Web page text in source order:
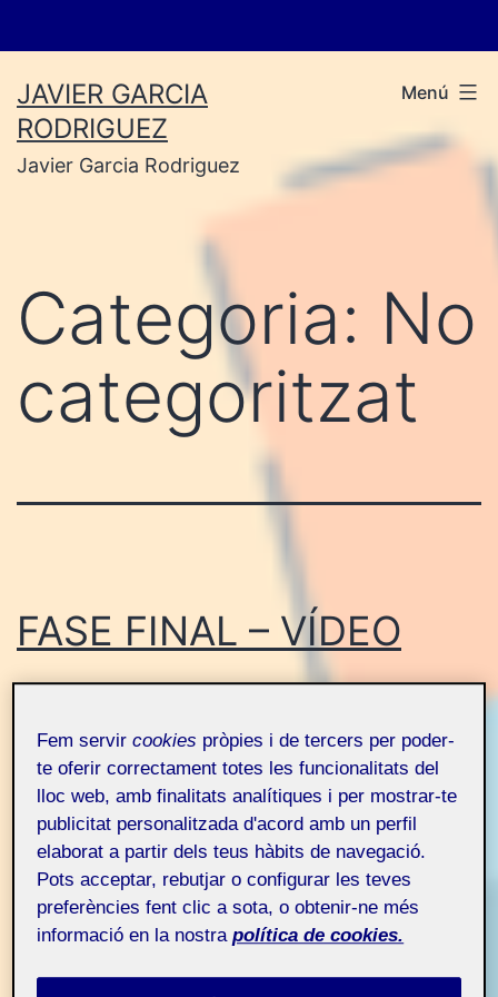
contingut
JAVIER GARCIA
RODRIGUEZ
Javier Garcia Rodriguez
Menú
Categoria: No
categoritzat
FASE FINAL – VÍDEO
Projecte ensenyar i
aprendre FOL – Aula
1
Públic
DIMENSIÓ ÈTICA DE LA PROFESSIÓ
En aquesta fase de la publicació del vídeo
èticament ha sigut la més fàcil. Crec que
Fem servircookies pròpies i de tercers per poder-
te oferir correctament totes les funcionalitats del
lloc web, amb finalitats analítiques i per mostrar-te
publicitat personalitzada d'acord amb un perfil
elaborat a partir dels teus hàbits de navegació.
Pots acceptar, rebutjar o configurar les teves
preferències fent clic a sota, o obtenir-ne més
informació en la nostra política de cookies.